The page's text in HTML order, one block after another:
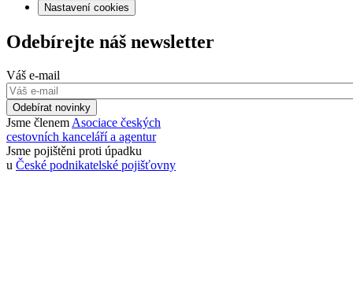
Nastavení cookies
Odebírejte náš newsletter
Váš e-mail
Odebírat novinky
Jsme členem Asociace českých
cestovních kanceláří a agentur
Jsme pojištěni proti úpadku
u České podnikatelské pojišťovny